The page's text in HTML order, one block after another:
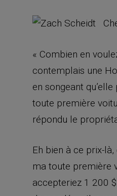
« Combien en
contemplais une
en songeant
toute première
répondu le
Eh bien à ce prix-
ma toute première
accepteriez 1 200 $